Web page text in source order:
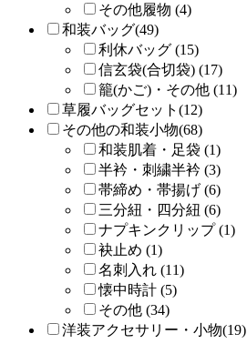
その他履物 (4)
和装バッグ(49)
利休バッグ (15)
信玄袋(合切袋) (17)
籠(かご)・その他 (11)
草履バッグセット(12)
その他の和装小物(68)
和装肌着・足袋 (1)
半衿・刺繍半衿 (3)
帯締め・帯揚げ (6)
三分紐・四分紐 (6)
ナプキンクリップ (1)
袂止め (1)
名刺入れ (11)
懐中時計 (5)
その他 (34)
洋装アクセサリー・小物(19)